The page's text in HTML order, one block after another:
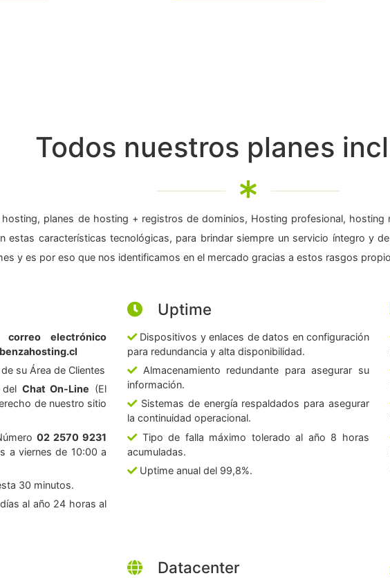
Todos nuestros planes
planes de hosting + registros de dominios, Hosting profesional, hosting
estas características tecnológicas, para brindar siempre un servicio íntegro y
y es por eso que nos identificamos en el mercado gracias a estos rasgos
correo electrónico
su Área de Clientes
Chat On-Line (El
de nuestro sitio
02 2570 9231
a viernes de 10:00 a
30 minutos.
al año 24 horas al
Uptime
Dispositivos y enlaces de datos en configuración
para redundancia y alta disponibilidad.
Almacenamiento redundante para asegurar su
información.
Sistemas de energía respaldados para asegurar
la continuidad operacional.
Tipo de falla máximo tolerado al año 8 horas
acumuladas.
Uptime anual del 99,8%.
Datacenter